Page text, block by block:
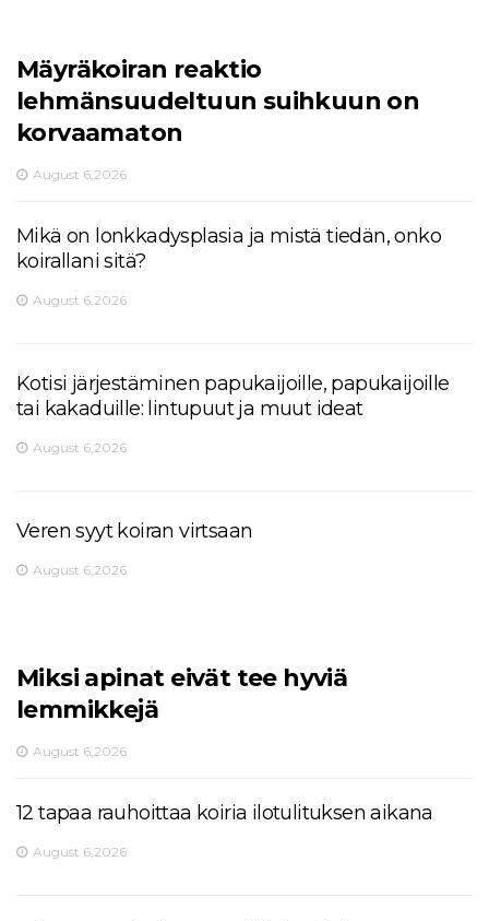
Mäyräkoiran reaktio
lehmänsuudeltuun suihkuun on
korvaamaton
August 6,2026
Mikä on lonkkadysplasia ja mistä tiedän, onko
koirallani sitä?
August 6,2026
Kotisi järjestäminen papukaijoille, papukaijoille
tai kakaduille: lintupuut ja muut ideat
August 6,2026
Veren syyt koiran virtsaan
August 6,2026
Miksi apinat eivät tee hyviä
lemmikkejä
August 6,2026
12 tapaa rauhoittaa koiria ilotulituksen aikana
August 6,2026